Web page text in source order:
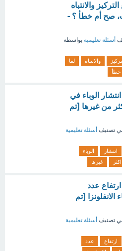
والانتباه
صح أم خطأ ؟ -
أسئلة تعليمية بواسطة
والانتباه
لما
خطأ
الوباء في
من غيرها [تم
تصنيف أسئلة تعليمية
انتشار
الوباء
اكثر غيرها
عدد
[تم
تصنيف أسئلة تعليمية
ارتفاع
عدد